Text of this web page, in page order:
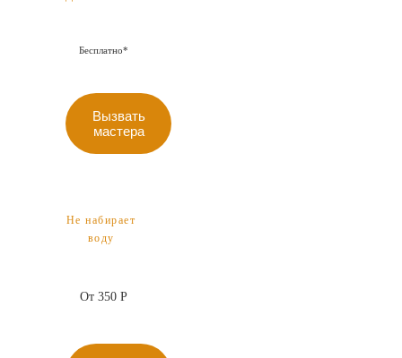
Бесплатно*
Вызвать
мастера
Не набирает
воду
От 350 Р